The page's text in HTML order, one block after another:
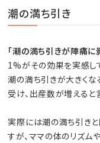
潮の満ち引き
「潮の満ち引きが陣痛
1%がその効果を実感し
潮の満ち引きが大きく
受け、出産数が増えると
実際には潮の満ち引き
すが、ママの体のリズ